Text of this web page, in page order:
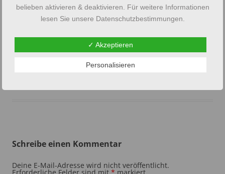
Veröffentlicht11. Januar 2013am142 × 94inGalerie .
← Zurück Weiter →
Schreibe einen Kommentar
Deine E-Mail-Adresse wird nicht veröffentlicht.
belieben aktivieren & deaktivieren. Für weitere Informationen
lesen Sie unsere Datenschutzbestimmungen.
✓ Akzeptieren
Personalisieren